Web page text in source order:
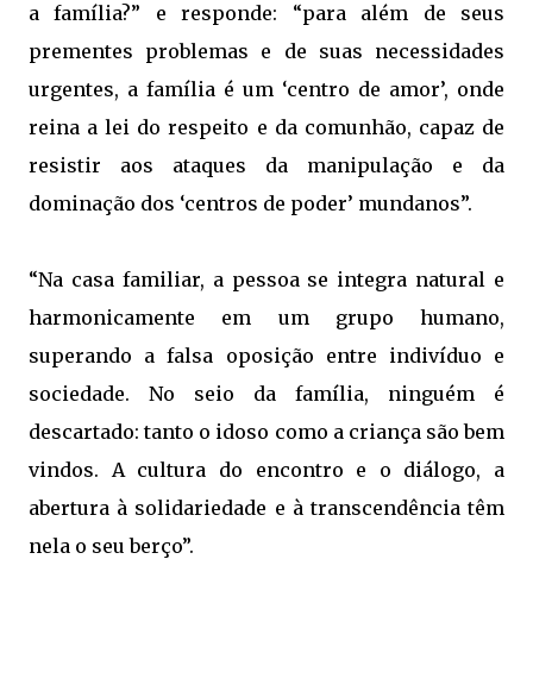
a família?” e responde: “para além de seus
prementes problemas e de suas necessidades
urgentes, a família é um ‘centro de amor’, onde
reina a lei do respeito e da comunhão, capaz de
resistir aos ataques da manipulação e da
dominação dos ‘centros de poder’ mundanos”.
“Na casa familiar, a pessoa se integra natural e
harmonicamente em um grupo humano,
superando a falsa oposição entre indivíduo e
sociedade. No seio da família, ninguém é
descartado: tanto o idoso como a criança são bem
vindos. A cultura do encontro e o diálogo, a
abertura à solidariedade e à transcendência têm
nela o seu berço”.